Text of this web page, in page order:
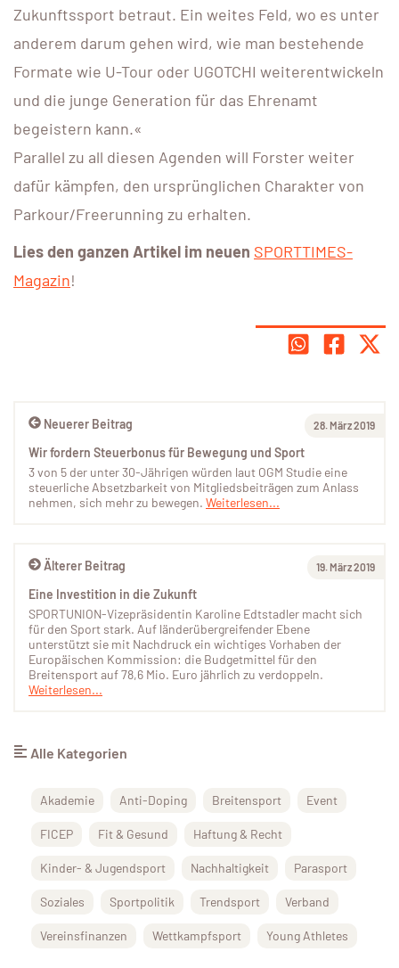
Zukunftssport betraut. Ein weites Feld, wo es unter
anderem darum gehen wird, wie man bestehende
Formate wie U-Tour oder UGOTCHI weiter­entwickeln
und die junge Generation für das Ehrenamt
begeistern kann.«
Parallel zu all diesen Agenden will Forster weiter
dafür kämpfen, den ursprünglichen Charakter von
Parkour/Freerunning zu erhalten.
Lies den ganzen Artikel im neuen SPORTTIMES-
Magazin!
Älterer Beitrag 19. März 2019
Eine Investition in die Zukunft
SPORTUNION-Vizepräsidentin Karoline Edtstadler macht sich
für den Sport stark. Auf länderübergreifender Ebene
unterstützt sie mit Nachdruck ein wichtiges Vorhaben der
Europäischen Kommission: die Budgetmittel für den
Breitensport auf 78,6 Mio. Euro jährlich zu verdoppeln.
Weiterlesen...
Neuerer Beitrag 28. März 2019
Wir fordern Steuerbonus für Bewegung und Sport
3 von 5 der unter 30-Jährigen würden laut OGM Studie eine
steuerliche Absetzbarkeit von Mitgliedsbeiträgen zum Anlass
nehmen, sich mehr zu bewegen. Weiterlesen...
Alle Kategorien
Akademie Anti-Doping Breitensport Event
FICEP Fit & Gesund Haftung & Recht
Kinder- & Jugendsport Nachhaltigkeit Parasport
Soziales Sportpolitik Trendsport Verband
Vereinsfinanzen Wettkampfsport Young Athletes